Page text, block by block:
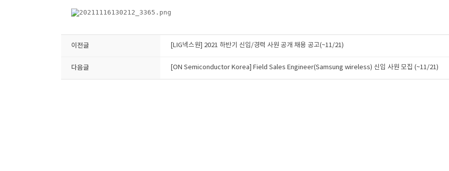
이전글 [LIG넥스원] 2021 하반기 신입/경력 사원 공개 채용 공고(~11/21)
다음글 [ON Semiconductor Korea] Field Sales Engineer(Samsung wireless) 신입 사원 모집 (~11/21)